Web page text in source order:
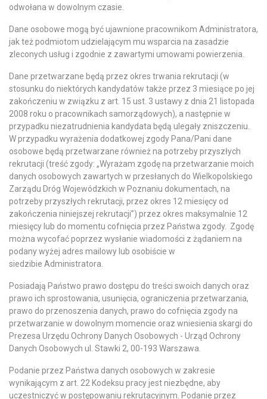
odwołana w dowolnym czasie.
Dane osobowe mogą być ujawnione pracownikom Administratora,
jak też podmiotom udzielającym mu wsparcia na zasadzie
zleconych usług i zgodnie z zawartymi umowami powierzenia.
Dane przetwarzane będą przez okres trwania rekrutacji (w
stosunku do niektórych kandydatów także przez 3 miesiące po jej
zakończeniu w związku z art. 15 ust. 3 ustawy z dnia 21 listopada
2008 roku o pracownikach samorządowych), a następnie w
przypadku niezatrudnienia kandydata będą ulegały zniszczeniu.
W przypadku wyrażenia dodatkowej zgody Pana/Pani dane
osobowe będą przetwarzane również na potrzeby przyszłych
rekrutacji (treść zgody: „Wyrażam zgodę na przetwarzanie moich
danych osobowych zawartych w przesłanych do Wielkopolskiego
Zarządu Dróg Wojewódzkich w Poznaniu dokumentach, na
potrzeby przyszłych rekrutacji, przez okres 12 miesięcy od
zakończenia niniejszej rekrutacji”) przez okres maksymalnie 12
miesięcy lub do momentu cofnięcia przez Państwa zgody. Zgodę
można wycofać poprzez wysłanie wiadomości z żądaniem na
podany wyżej adres mailowy lub osobiście w
siedzibie Administratora.
Posiadają Państwo prawo dostępu do treści swoich danych oraz
prawo ich sprostowania, usunięcia, ograniczenia przetwarzania,
prawo do przenoszenia danych, prawo do cofnięcia zgody na
przetwarzanie w dowolnym momencie oraz wniesienia skargi do
Prezesa Urzędu Ochrony Danych Osobowych - Urząd Ochrony
Danych Osobowych ul. Stawki 2, 00-193 Warszawa.
Podanie przez Państwa danych osobowych w zakresie
wynikającym z art. 22 Kodeksu pracy jest niezbędne, aby
uczestniczyć w postępowaniu rekrutacyjnym. Podanie przez